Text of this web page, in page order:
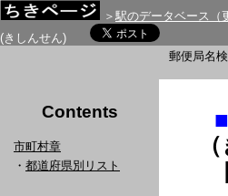
＞ 駅のデータベース（
(きしんせん)
郵便局名
Contents
市町村章
・ 都道府県別リスト
■